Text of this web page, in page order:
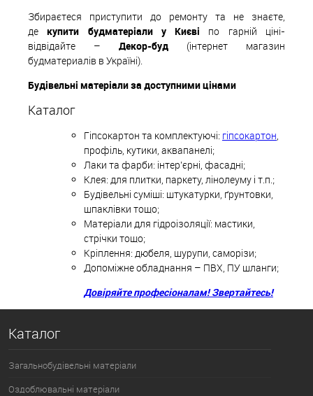
Збираєтеся приступити до ремонту та не знаєте,
де
купити будматеріали у Києві по гарній ціні-
відвідайте – Декор-буд (інтернет магазин
будматериалів в Україні).
Будівельні матеріали за доступними цінами
Каталог
Гіпсокартон та комплектуючі: гіпсокартон,
профіль, кутики, аквапанелі;
Лаки та фарби: інтер'єрні, фасадні;
Клея: для плитки, паркету, лінолеуму і т.п.;
Будівельні суміші: штукатурки, ґрунтовки,
шпаклівки тощо;
Матеріали для гідроізоляції: мастики,
стрічки тощо;
Кріплення: дюбеля, шурупи, саморізи;
Допоміжне обладнання – ПВХ, ПУ шланги;
Довіряйте професіоналам! Звертайтесь!
Каталог
Загальнобудівельні матеріали
Оздоблювальні матеріали